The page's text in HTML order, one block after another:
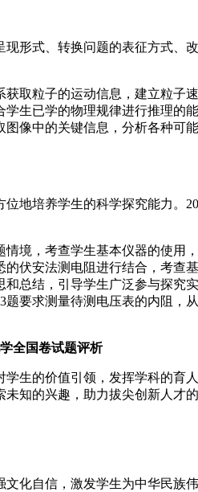
式、转换问题的表征方式、
粒子的运动信息，建立粒子
生已学的物理规律进行推理的
像中的关键信息，分析各种可
培养学生的科学探究能力。
，考查学生基本仪器的使用
伏安法测电阻进行结合，考查
总结，引导学生广泛参与探究
要求测量待测电压表的内阻，
全国卷试题评析
的价值引领，发挥学科的育
知的兴趣，助力拔尖创新人才的
自信，激发学生为中华民族